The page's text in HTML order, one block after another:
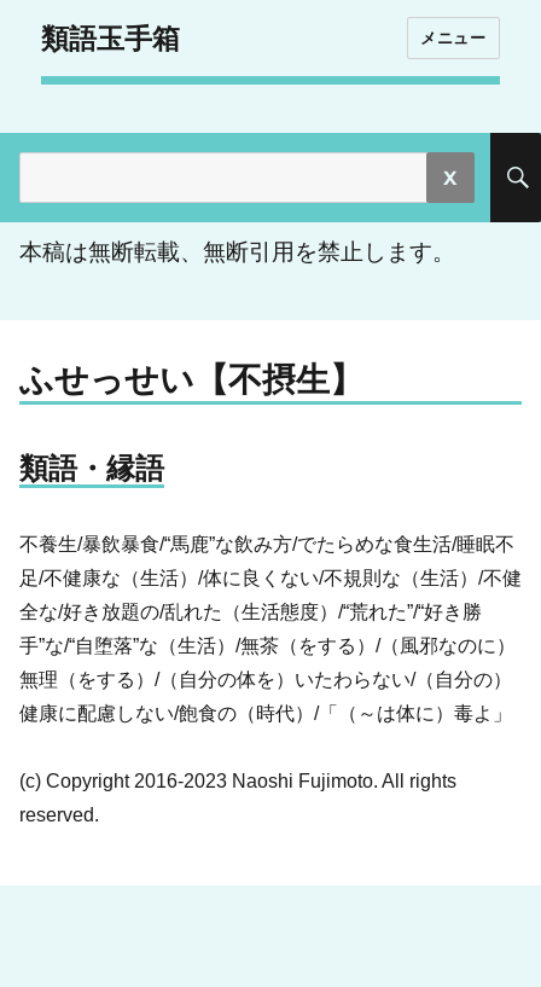
類語玉手箱 メニュー
索:
本稿は無断転載、無断引用を禁止します。
ふせっせい【不摂生】
類語・縁語
不養生/暴飲暴食/“馬鹿”な飲み方/でたらめな食生活/睡眠不
足/不健康な（生活）/体に良くない/不規則な（生活）/不健
全な/好き放題の/乱れた（生活態度）/“荒れた”/“好き勝
手”な/“自堕落”な（生活）/無茶（をする）/（風邪なのに）
無理（をする）/（自分の体を）いたわらない/（自分の）
健康に配慮しない/飽食の（時代）/「（～は体に）毒よ」
(c) Copyright 2016-2023 Naoshi Fujimoto. All rights
reserved.